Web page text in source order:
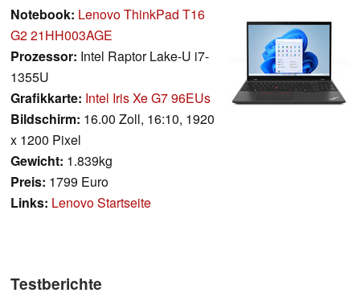
Notebook: Lenovo ThinkPad T16
G2 21HH003AGE
Prozessor: Intel Raptor Lake-U i7-
1355U
Grafikkarte: Intel Iris Xe G7 96EUs
Bildschirm: 16.00 Zoll, 16:10, 1920
x 1200 Pixel
Gewicht: 1.839kg
Preis: 1799 Euro
Links: Lenovo Startseite
Testberichte